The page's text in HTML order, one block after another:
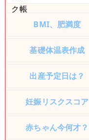
BMI、肥満度
基礎体温表作成
出産予定日は？
妊娠リスクスコア
赤ちゃん今何才？